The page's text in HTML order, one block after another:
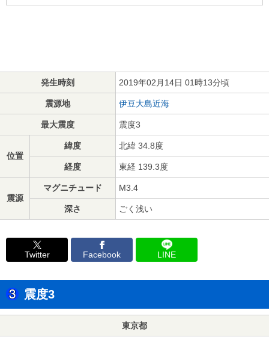
発生時刻 2019年02月14日 01時13分頃
震源地 伊豆大島近海
最大震度 震度3
位置
緯度 北緯 34.8度
経度 東経 139.3度
震源
マグニチュード M3.4
深さ ごく浅い
Twitter Facebook LINE
震度3
東京都